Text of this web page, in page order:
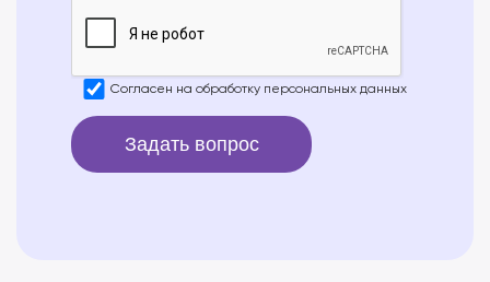
Согласен на обработку персональных данных